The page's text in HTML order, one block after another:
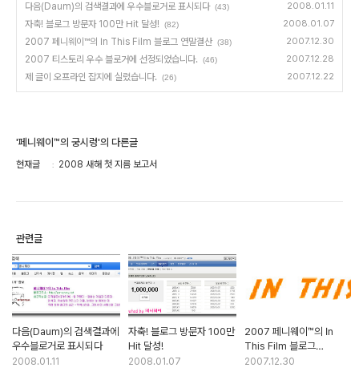
다음(Daum)의 검색결과에 우수블로거로 표시되다 (43) 2008.01.11
자축! 블로그 방문자 100만 Hit 달성! (82) 2008.01.07
2007 페니웨이™의 In This Film 블로그 연말결산 (38) 2007.12.30
2007 티스토리 우수 블로거에 선정되었습니다. (46) 2007.12.28
제 글이 오프라인 잡지에 실렸습니다. (26) 2007.12.22
'페니웨이™의 궁시렁'의 다른글
현재글 2008 새해 첫 지름 보고서
관련글
다음(Daum)의 검색결과에
우수블로거로 표시되다
2008.01.11
자축! 블로그 방문자 100만
Hit 달성!
2008.01.07
2007 페니웨이™의 In
This Film 블로그
연말결산
2007.12.30